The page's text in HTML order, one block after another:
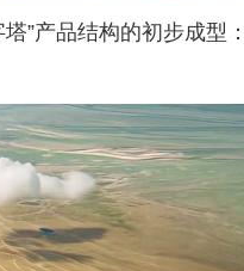
塔”产品结构的初步成型